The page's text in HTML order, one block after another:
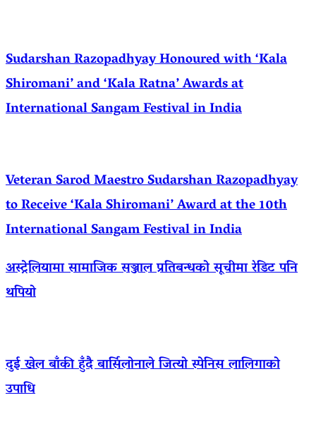
Sudarshan Razopadhyay Honoured with ‘Kala
Shiromani’ and ‘Kala Ratna’ Awards at
International Sangam Festival in India
Veteran Sarod Maestro Sudarshan Razopadhyay
to Receive ‘Kala Shiromani’ Award at the 10th
International Sangam Festival in India
अस्ट्रेलियामा सामाजिक सञ्जाल प्रतिबन्धको सूचीमा रेडिट पनि
थपियो
दुई खेल बाँकी हुँदै बार्सिलोनाले जित्यो स्पेनिस लालिगाको
उपाधि